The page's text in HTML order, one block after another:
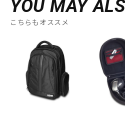
YOU MAY
こちらもオススメ